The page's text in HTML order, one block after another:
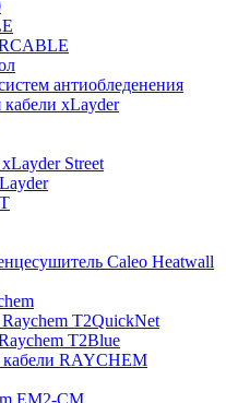
антиобледенения
xLayder
Street
Caleo Heatwall
T2QuickNet
T2Blue
RAYCHEM
EM2-CM